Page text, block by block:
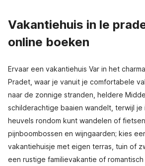
Vakantiehuis in le
online boeken
Ervaar een vakantiehuis Var in het
Pradet, waar je vanuit je comfortabele
naar de zonnige stranden, heldere
schilderachtige baaien wandelt, terwijl je
heuvels rondom kunt wandelen of
pijnboombossen en wijngaarden; kies
vakantiehuisje met eigen terras, tuin of
een rustige familievakantie of